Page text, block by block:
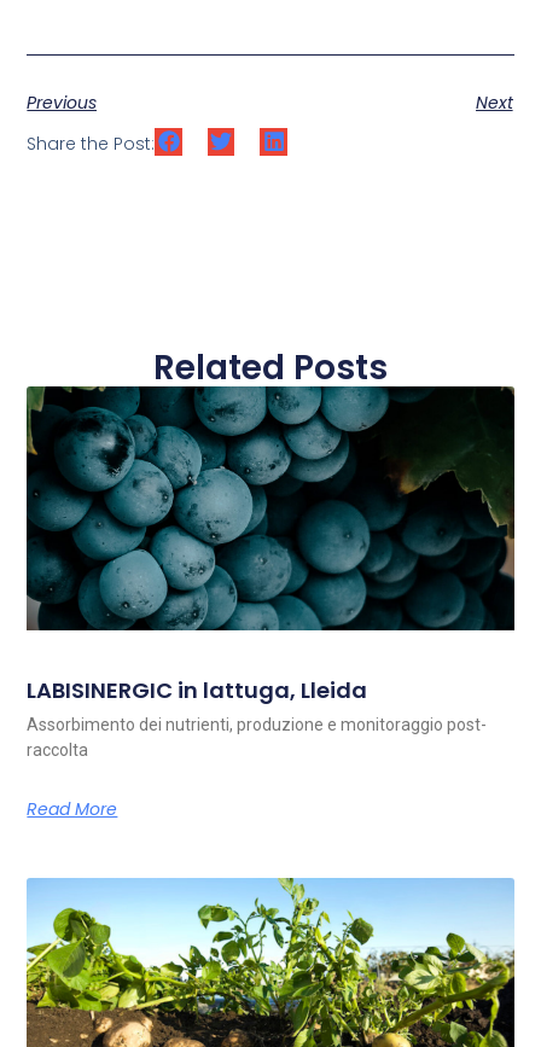
Previous
Next
Share the Post:
Related Posts
LABISINERGIC in lattuga, Lleida
Assorbimento dei nutrienti, produzione e monitoraggio post-
raccolta
Read More